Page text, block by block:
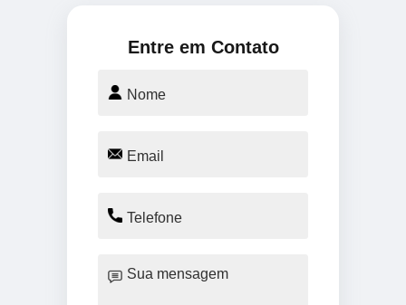
Entre em Contato